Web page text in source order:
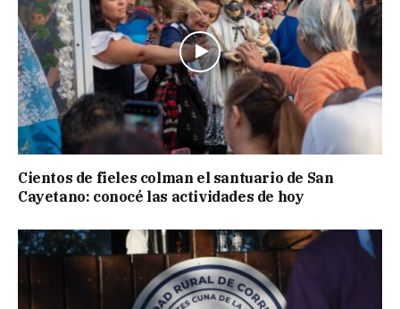
Cientos de fieles colman el santuario de San
Cayetano: conocé las actividades de hoy